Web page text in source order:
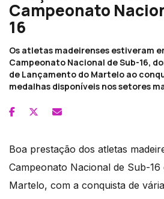
Campeonato
16
Os atletas madeirenses estiveram
Campeonato Nacional de Sub-16,
de Lançamento do Martelo ao
medalhas disponíveis nos setores
Boa prestação dos atletas
Campeonato Nacional de Sub-
Martelo, com a conquista de